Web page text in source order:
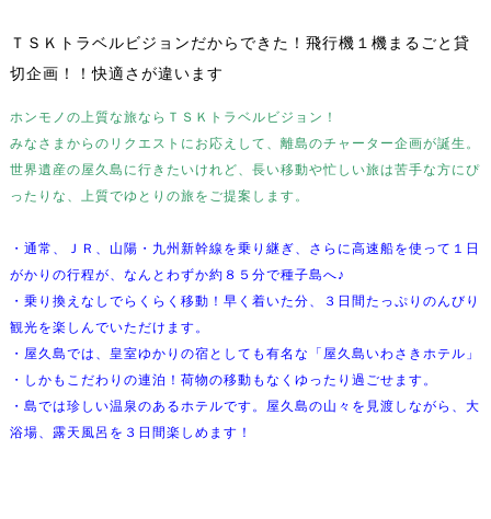
ＴＳＫトラベルビジョンだからできた！飛行機１機まるごと貸
切企画！！快適さが違います
ホンモノの上質な旅ならＴＳＫトラベルビジョン！
みなさまからのリクエストにお応えして、離島のチャーター企画が誕生。
世界遺産の屋久島に行きたいけれど、長い移動や忙しい旅は苦手な方にぴ
ったりな、上質でゆとりの旅をご提案します。
・通常、ＪＲ、山陽・九州新幹線を乗り継ぎ、さらに高速船を使って１日
がかりの行程が、なんとわずか約８５分で種子島へ♪
・乗り換えなしでらくらく移動！早く着いた分、３日間たっぷりのんびり
観光を楽しんでいただけます。
・屋久島では、皇室ゆかりの宿としても有名な「屋久島いわさきホテル」
・しかもこだわりの連泊！荷物の移動もなくゆったり過ごせます。
・島では珍しい温泉のあるホテルです。屋久島の山々を見渡しながら、大
浴場、露天風呂を３日間楽しめます！